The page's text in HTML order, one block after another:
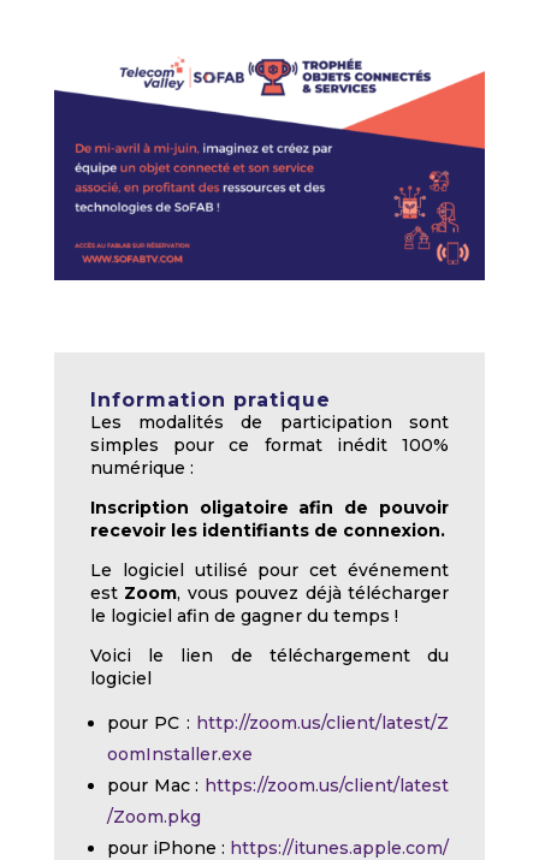
Information pratique
Les modalités de participation sont
simples pour ce format inédit 100%
numérique :
Inscription oligatoire afin de pouvoir
recevoir les identifiants de connexion.
Le logiciel utilisé pour cet événement
est Zoom, vous pouvez déjà télécharger
le logiciel afin de gagner du temps !
Voici le lien de téléchargement du
logiciel
pour PC : http://zoom.us/client/latest/Z
oomInstaller.exe
pour Mac : https://zoom.us/client/latest
/Zoom.pkg
pour iPhone : https://itunes.apple.com/